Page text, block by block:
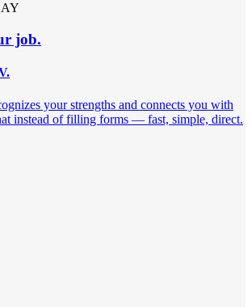
job.
your strengths and connects you with
instead of filling forms — fast, simple, direct.